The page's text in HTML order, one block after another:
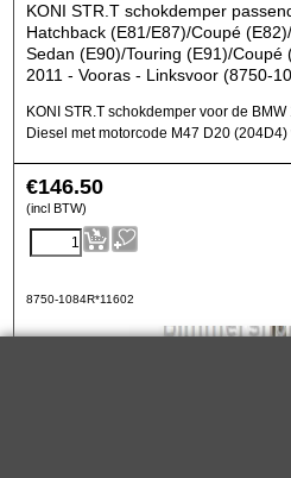
KONI STR.T schokdemper
Hatchback (E81/E87)/Coupé
Sedan (E90)/Touring (E91)/Coupé
2011 - Vooras - Linksvoor (8750-
KONI STR.T schokdemper voor de
Diesel met motorcode M47 D20
€146.50
(incl BTW)
8750-1084R*11602